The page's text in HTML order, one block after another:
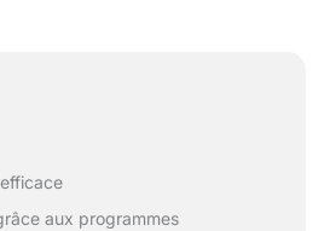
aux programmes